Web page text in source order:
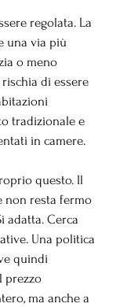
regolata. La
una via più
o meno
di essere
tradizionale e
in camere.
questo. Il
non resta fermo
adatta. Cerca
Una politica
quindi
prezzo
ma anche a